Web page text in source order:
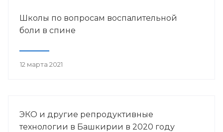
Школы по вопросам воспалительной
боли в спине
12 марта 2021
ЭКО и другие репродуктивные
технологии в Башкирии в 2020 году